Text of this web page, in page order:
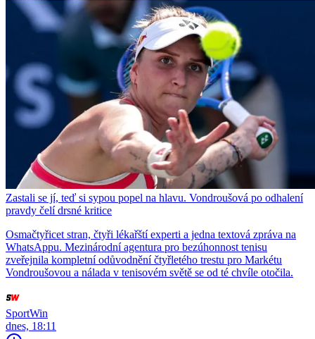
Zastali se jí, teď si sypou popel na hlavu. Vondroušová po odhalení
pravdy čelí drsné kritice
Osmačtyřicet stran, čtyři lékařští experti a jedna textová zpráva na
WhatsAppu. Mezinárodní agentura pro bezúhonnost tenisu
zveřejnila kompletní odůvodnění čtyřletého trestu pro Markétu
Vondroušovou a nálada v tenisovém světě se od té chvíle otočila.
SportWin
dnes, 18:11